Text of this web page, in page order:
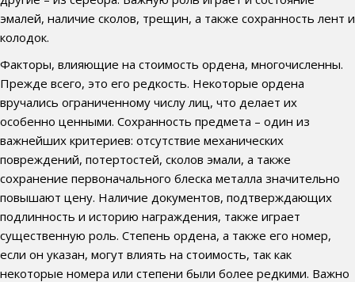
эмалей, наличие сколов, трещин, а также сохранность лент и
колодок.
Факторы, влияющие на стоимость ордена, многочисленны.
Прежде всего, это его редкость. Некоторые ордена
вручались ограниченному числу лиц, что делает их
особенно ценными. Сохранность предмета – один из
важнейших критериев: отсутствие механических
повреждений, потертостей, сколов эмали, а также
сохранение первоначального блеска металла значительно
повышают цену. Наличие документов, подтверждающих
подлинность и историю награждения, также играет
существенную роль. Степень ордена, а также его номер,
если он указан, могут влиять на стоимость, так как
некоторые номера или степени были более редкими. Важно